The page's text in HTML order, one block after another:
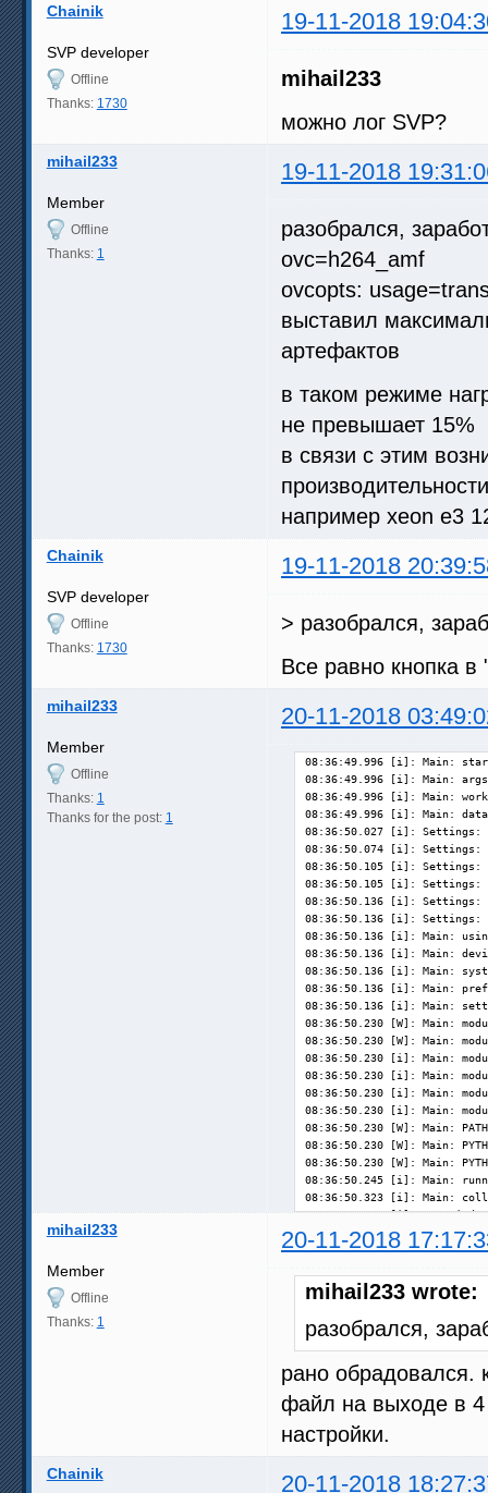
Chainik 19-11-2018
SVP developer
Offline
Thanks: 1730
mihail233
можно лог SVP?
mihail233 19-11-2018
Member
Offline
Thanks: 1
разобрался,
ovc=h264_amf
ovcopts:
выставил
артефактов
в таком режиме
не превышает 15%
в связи с этим
например xeon e3
Chainik 19-11-2018
SVP developer
Offline
Thanks: 1730
> разобрался,
Все равно кнопка в
mihail233 20-11-2018
Member
Offline
Thanks: 1
Thanks for the post: 1
08:36:49.996 [i]: Main:
08:36:49.996 [i]: Main:
08:36:49.996 [i]: Main:
08:36:49.996 [i]: Main: data
08:36:50.027 [i]: Settings:
08:36:50.074 [i]: Settings:
08:36:50.105 [i]: Settings:
08:36:50.105 [i]: Settings:
08:36:50.136 [i]: Settings:
08:36:50.136 [i]: Settings:
08:36:50.136 [i]: Main:
08:36:50.136 [i]: Main:
08:36:50.136 [i]: Main:
08:36:50.136 [i]: Main:
08:36:50.136 [i]: Main:
08:36:50.230 [W]: Main:
08:36:50.230 [W]: Main:
08:36:50.230 [i]: Main:
08:36:50.230 [i]: Main:
08:36:50.230 [i]: Main:
08:36:50.230 [i]: Main:
08:36:50.230 [W]: Main:
08:36:50.230 [W]: Main:
08:36:50.230 [W]: Main:
08:36:50.245 [i]: Main:
08:36:50.323 [i]: Main:
08:36:50.323 [i]: OS:
08:36:50.339 [i]: CPU: Intel
08:36:50.339 [i]: Video:
08:36:51.587 [i]: Video: 1
08:36:51.587 [i]: Video 1:
08:36:51.587 [i]: Memory:
08:36:51.587 [i]: System:
08:36:51.930 [W]:
08:36:51.930 [i]: Power:
08:36:55.331 [i]: Screens:
08:36:56.298 [i]: Main:
08:36:56.579 [i]: Main:
08:36:56.875 [i]: Main:
08:36:56.922 [i]: FFDShow:
08:36:56.922 [i]: Main:
mihail233 20-11-2018
Member
Offline
Thanks: 1
mihail233 wrote:
разобрался,
рано обрадовался.
файл на выходе в 4
настройки.
Chainik 20-11-2018